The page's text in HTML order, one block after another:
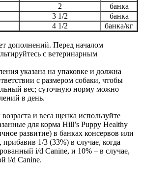
2
банка
3 1/2
банка
4 1/2 банка/кг
дополнений. Перед началом
с ветеринарным
указана на упаковке и должна
с размером собаки, чтобы
вес; суточную норму можно
в день.
и веса щенка используйте
для корма Hill’s Puppy Healthy
развитие) в банках консервов или
1/3 (33%) в случае, когда
i/d Canine, и 10% – в случае,
i/d Canine.